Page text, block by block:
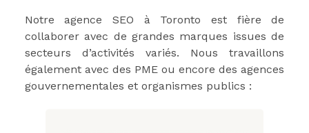
Notre agence SEO à Toronto est fière de
collaborer avec de grandes marques issues de
secteurs d’activités variés. Nous travaillons
également avec des PME ou encore des agences
gouvernementales et organismes publics :